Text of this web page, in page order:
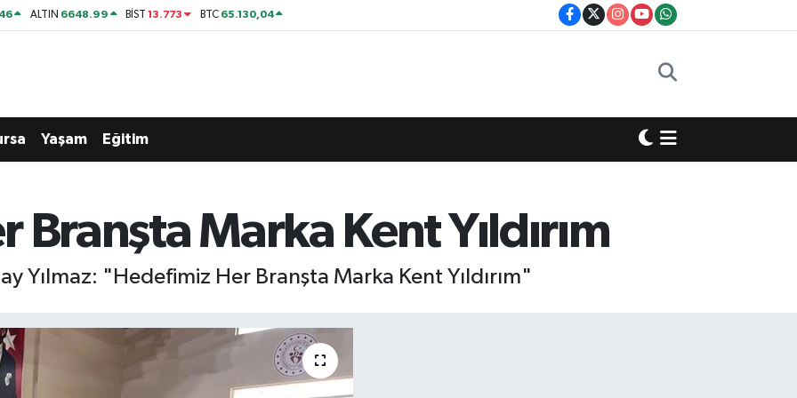
ALTIN 6648.99 BİST13.773 BTC 65.130,04
Yaşam Eğitim
Branşta Marka Kent Yıldırım
Yılmaz: "Hedefimiz Her Branşta Marka Kent Yıldırım"